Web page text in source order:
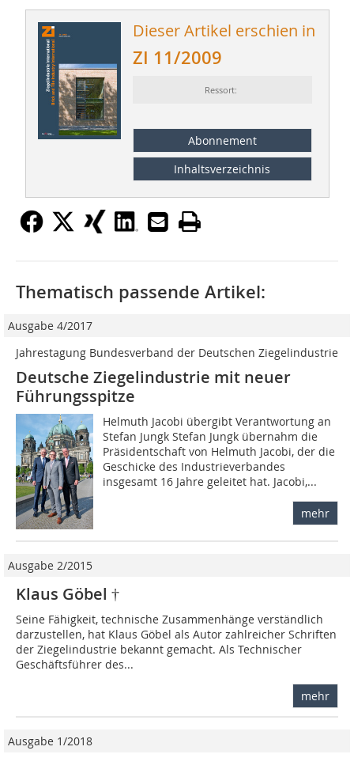
Dieser Artikel erschien in
ZI 11/2009
Ressort:
Abonnement
Inhaltsverzeichnis
Thematisch passende Artikel:
Ausgabe 4/2017
Jahrestagung Bundesverband der Deutschen Ziegelindustrie
Deutsche Ziegelindustrie mit neuer
Führungsspitze
Helmuth Jacobi übergibt Verantwortung an
Stefan Jungk Stefan Jungk übernahm die
Präsidentschaft von Helmuth Jacobi, der die
Geschicke des Industrieverbandes
insgesamt 16 Jahre geleitet hat. Jacobi,...
mehr
Ausgabe 2/2015
Klaus Göbel †
Seine Fähigkeit, technische Zusammenhänge verständlich
darzustellen, hat Klaus Göbel als Autor zahlreicher Schriften
der Ziegelindustrie bekannt gemacht. Als Technischer
Geschäftsführer des...
mehr
Ausgabe 1/2018